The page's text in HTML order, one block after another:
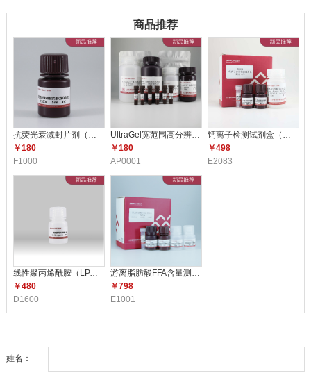
商品推荐
抗荧光衰减封片剂（含DAPI）F10
￥180
F1000
UltraGel宽范围高分辨配胶试剂
￥180
AP0001
钙离子检测试剂盒（比色法） E2
￥498
E2083
线性聚丙烯酰胺（LPA）（5mg/m
￥480
D1600
游离脂肪酸FFA含量测定试剂盒 E1
￥798
E1001
姓名：